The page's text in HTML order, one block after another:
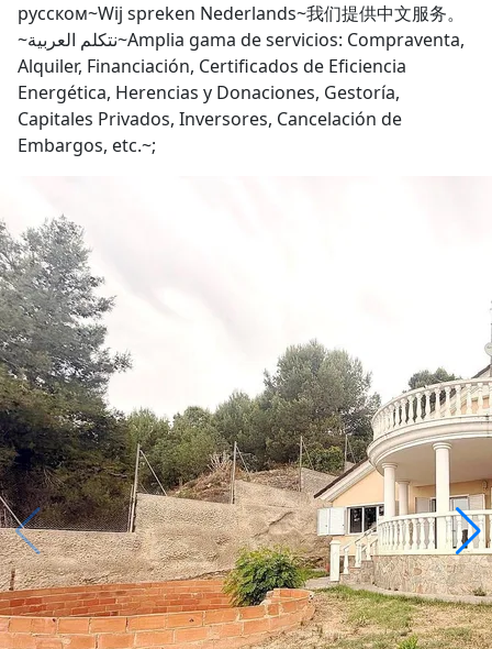
русском~Wij spreken Nederlands~我们提供中文服务。
~نتكلم العربية~Amplia gama de servicios: Compraventa,
Alquiler, Financiación, Certificados de Eficiencia
Energética, Herencias y Donaciones, Gestoría,
Capitales Privados, Inversores, Cancelación de
Embargos, etc.~;